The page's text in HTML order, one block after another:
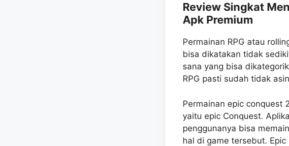
Review Singkat
Apk Premium
Permainan RPG atau
bisa dikatakan tidak
sana yang bisa
RPG pasti sudah tidak
Permainan epic conquest
yaitu epic Conquest.
penggunanya bisa
hal di game tersebut.